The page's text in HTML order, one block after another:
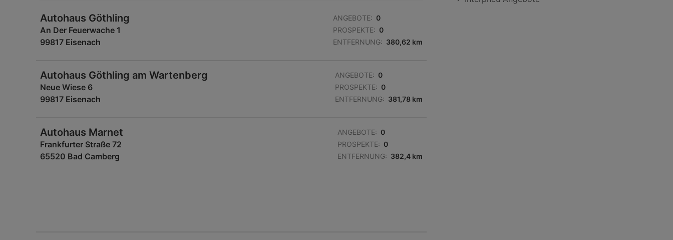
Autohaus Göthling
An Der Feuerwache 1
99817 Eisenach
ANGEBOTE: 0
PROSPEKTE: 0
ENTFERNUNG: 380,62 km
Autohaus Göthling am Wartenberg
Neue Wiese 6
99817 Eisenach
ANGEBOTE: 0
PROSPEKTE: 0
ENTFERNUNG: 381,78 km
Autohaus Marnet
Frankfurter Straße 72
65520 Bad Camberg
ANGEBOTE: 0
PROSPEKTE: 0
ENTFERNUNG: 382,4 km